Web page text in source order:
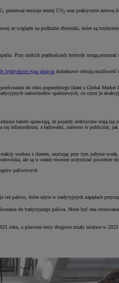
ponieważ emituje mniej CO2 oraz praktycznie zerową
ze względu na podłużne zbiorniki, które są
Przy niskich prędkościach hybrydy mogą
hybrydowe typu plug-in dodatkowo oferują możliwość
do roku poprzedniego (dane z Global
samochodów spalinowych, co czyni je
baterii sprawiają, że pojazdy elektryczne stają się
infrastruktura, a ładowarki, zarówno te publiczne, jak
wodoru z tlenem, emitując przy tym jedynie
ale są w stanie również oczyszczać powietrze
paliwowych.
paliwo, które użyte w tradycyjnych napędach
do tradycyjnego paliwa. Może być ona
roku, a pierwsze testy drogowe miały miejsce w